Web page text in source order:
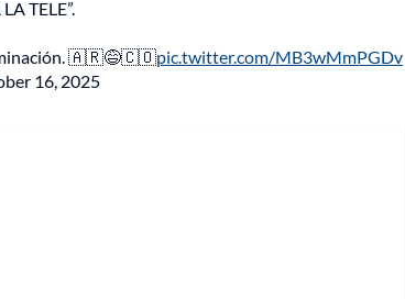
TELE”.
🇦🇷😅🇨🇴pic.twitter.com/MB3wMmPGDv
16, 2025